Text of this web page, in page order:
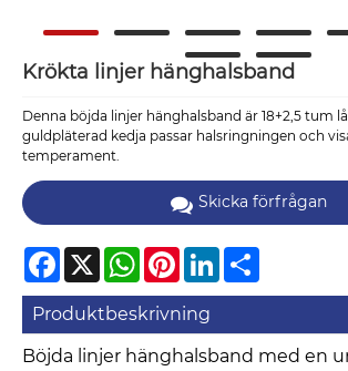
Krökta linjer hänghalsband
Denna böjda linjer hänghalsband är 18+2,5 tum
guldpläterad kedja passar halsringningen och
temperament.
Skicka förfrågan
Facebook
X WhatsAppPinterestLinkedIn
Produktbeskrivning
Böjda linjer hänghalsband med en